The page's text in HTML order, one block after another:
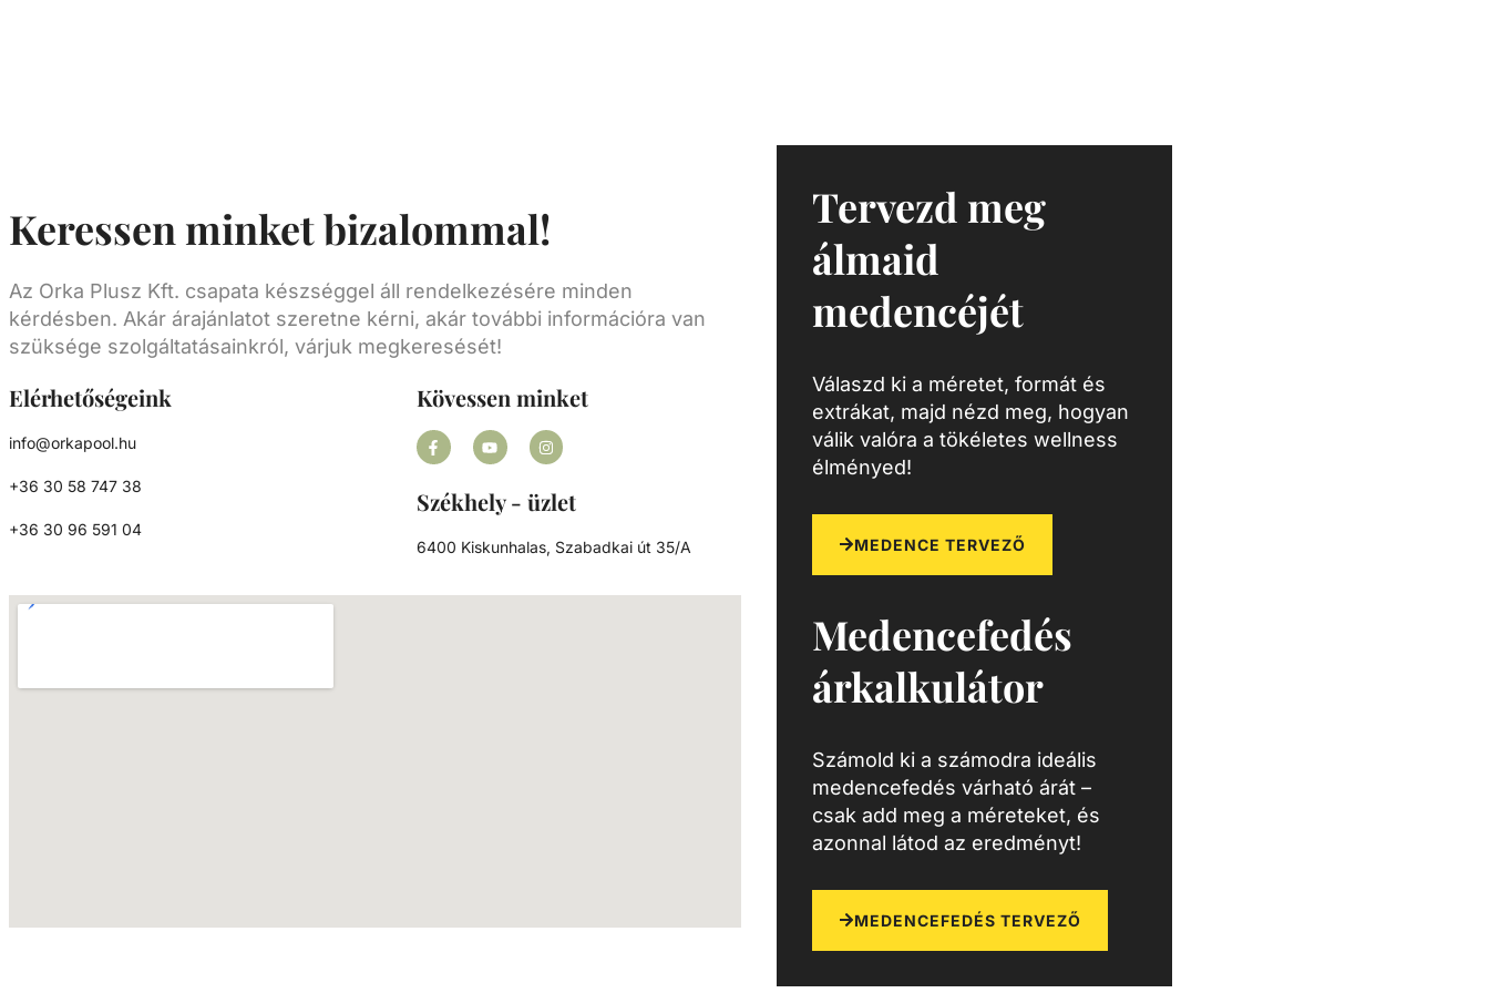
Keressen minket bizalommal!
Az Orka Plusz Kft. csapata készséggel áll rendelkezésére minden
kérdésben. Akár árajánlatot szeretne kérni, akár további információra van
szüksége szolgáltatásainkról, várjuk megkeresését!
Elérhetőségeink
info@orkapool.hu
+36 30 58 747 38
+36 30 96 591 04
Kövessen minket
Székhely - üzlet
6400 Kiskunhalas, Szabadkai út 35/A
Tervezd meg
álmaid
medencéjét
Válaszd ki a méretet, formát és
extrákat, majd nézd meg, hogyan
válik valóra a tökéletes wellness
élményed!
MEDENCE TERVEZŐ
Medencefedés
árkalkulátor
Számold ki a számodra ideális
medencefedés várható árát –
csak add meg a méreteket, és
azonnal látod az eredményt!
MEDENCEFEDÉS TERVEZŐ